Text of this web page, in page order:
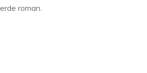
roman.